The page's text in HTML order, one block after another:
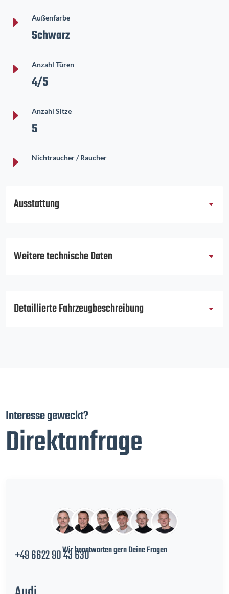
E Außenfarbe
Schwarz
E Anzahl Türen
4/5
E Anzahl Sitze
5
E Nichtraucher / Raucher
Ausstattung
Weitere technische Daten
Detaillierte Fahrzeugbeschreibung
Interesse geweckt?
Direktanfrage
Wir beantworten gern Deine Fragen
+49 6622 90 43 630